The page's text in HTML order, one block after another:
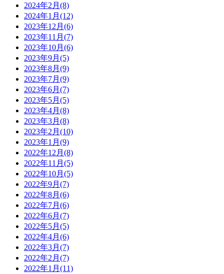
2024年2月(8)
2024年1月(12)
2023年12月(6)
2023年11月(7)
2023年10月(6)
2023年9月(5)
2023年8月(9)
2023年7月(9)
2023年6月(7)
2023年5月(5)
2023年4月(8)
2023年3月(8)
2023年2月(10)
2023年1月(9)
2022年12月(8)
2022年11月(5)
2022年10月(5)
2022年9月(7)
2022年8月(6)
2022年7月(6)
2022年6月(7)
2022年5月(5)
2022年4月(6)
2022年3月(7)
2022年2月(7)
2022年1月(11)